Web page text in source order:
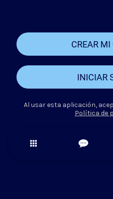
CREAR
INICIAR
Al usar esta aplicación,
Política de